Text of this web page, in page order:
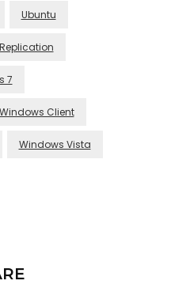
Ubuntu
7
Windows Client
Windows Vista